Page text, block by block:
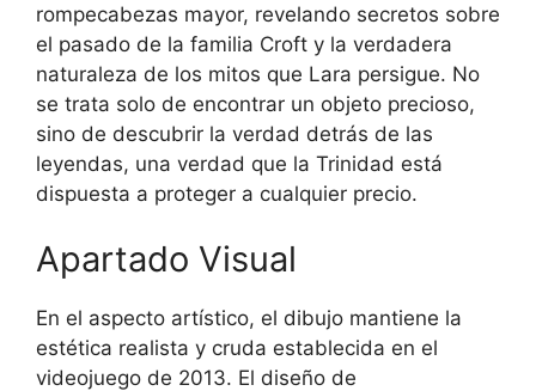
rompecabezas mayor, revelando secretos sobre
el pasado de la familia Croft y la verdadera
naturaleza de los mitos que Lara persigue. No
se trata solo de encontrar un objeto precioso,
sino de descubrir la verdad detrás de las
leyendas, una verdad que la Trinidad está
dispuesta a proteger a cualquier precio.
Apartado Visual
En el aspecto artístico, el dibujo mantiene la
estética realista y cruda establecida en el
videojuego de 2013. El diseño de